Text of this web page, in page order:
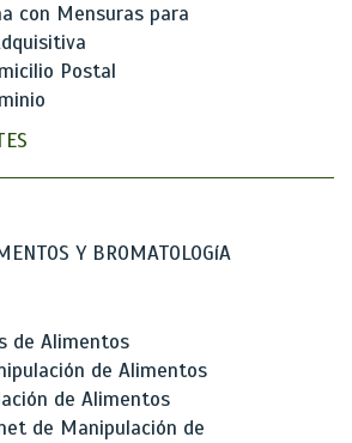
con Mensuras para
Postal
Y BROMATOLOGíA
de Alimentos
de Alimentos
de Alimentos
de Manipulación de